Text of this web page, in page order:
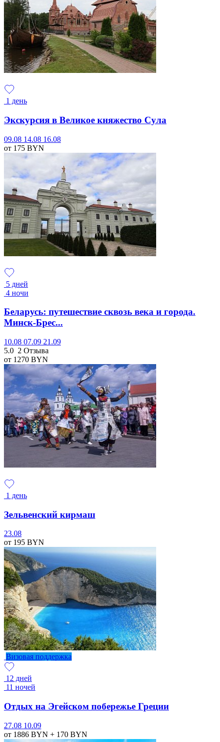
1 день
Экскурсия в Великое княжество Сула
09.08 14.08 16.08
от 175 BYN
5 дней
4 ночи
Беларусь: путешествие сквозь века и города.
Минск-Брес...
10.08 07.09 21.09
5.0 2 Отзыва
от 1270 BYN
1 день
Зельвенский кирмаш
23.08
от 195 BYN
Визовая поддержка
12 дней
11 ночей
Отдых на Эгейском побережье Греции
27.08 10.09
от 1886 BYN + 170 BYN